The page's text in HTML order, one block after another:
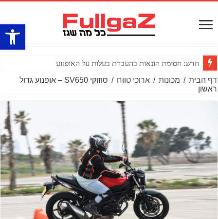
פתח
חדש: חסימת הונאות בהעברת בעלות על האופנוע
דף הבית / מכונות / ארוכי טווח /
סוזוקי SV650 – אופנוע גדול
ראשון